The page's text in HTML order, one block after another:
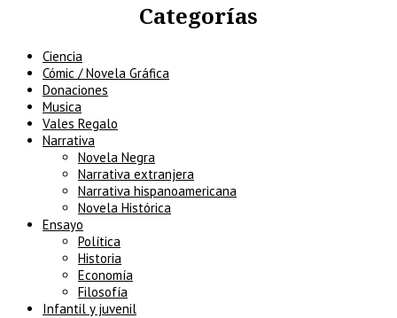
Categorías
Ciencia
Cómic / Novela Gráfica
Donaciones
Musica
Vales Regalo
Narrativa
Novela Negra
Narrativa extranjera
Narrativa hispanoamericana
Novela Histórica
Ensayo
Política
Historia
Economía
Filosofía
Infantil y juvenil